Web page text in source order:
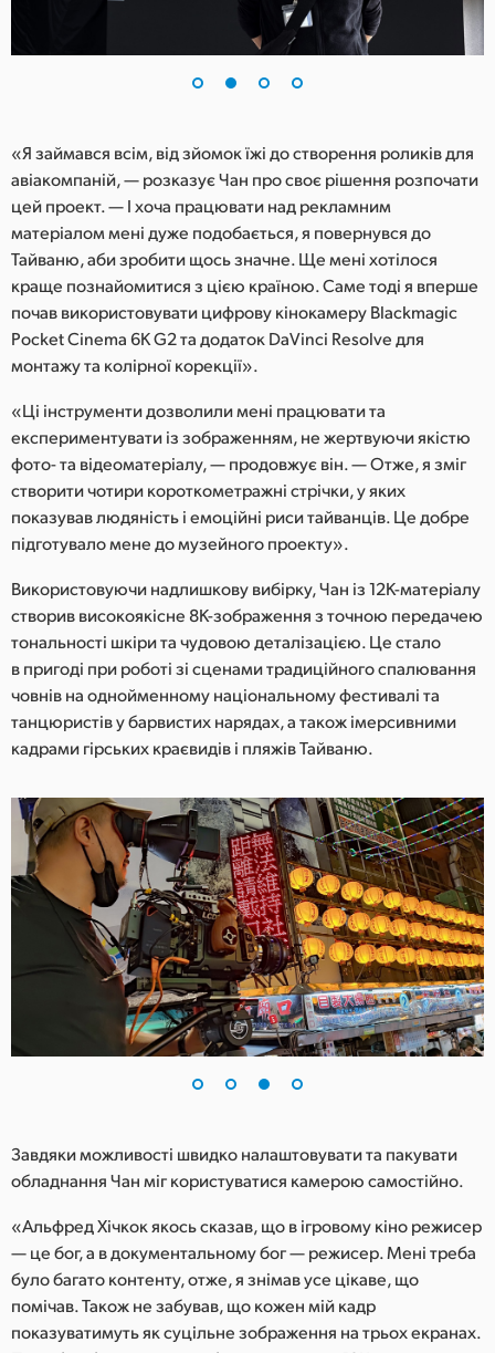
«Я займався всім, від зйомок їжі до створення роликів для
авіакомпаній, — розказує Чан про своє рішення розпочати
цей проект. — І хоча працювати над рекламним
матеріалом мені дуже подобається, я повернувся до
Тайваню, аби зробити щось значне. Ще мені хотілося
краще познайомитися з цією країною. Саме тоді я вперше
почав використовувати цифрову кінокамеру Blackmagic
Pocket Cinema 6K G2 та додаток DaVinci Resolve для
монтажу та колірної корекції».
«Ці інструменти дозволили мені працювати та
експериментувати із зображенням, не жертвуючи якістю
фото- та відеоматеріалу, — продовжує він. — Отже, я зміг
створити чотири короткометражні стрічки, у яких
показував людяність і емоційні риси тайванців. Це добре
підготувало мене до музейного проекту».
Використовуючи надлишкову вибірку, Чан із 12K-матеріалу
створив високоякісне 8K-зображення з точною передачею
тональності шкіри та чудовою деталізацією. Це стало
в пригоді при роботі зі сценами традиційного спалювання
човнів на однойменному національному фестивалі та
танцюристів у барвистих нарядах, а також імерсивними
кадрами гірських краєвидів і пляжів Тайваню.
Завдяки можливості швидко налаштовувати та пакувати
обладнання Чан міг користуватися камерою самостійно.
«Альфред Хічкок якось сказав, що в ігровому кіно режисер
— це бог, а в документальному бог — режисер. Мені треба
було багато контенту, отже, я знімав усе цікаве, що
помічав. Також не забував, що кожен мій кадр
показуватимуть як суцільне зображення на трьох екранах.